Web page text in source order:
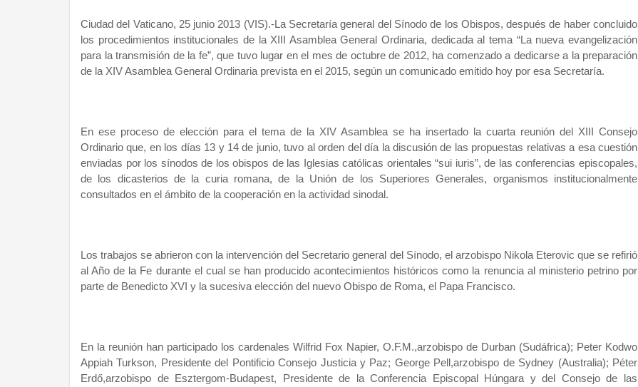
Ciudad del Vaticano, 25 junio 2013 (VIS).-La Secretaría general del Sínodo de los Obispos, después de haber concluido
los procedimientos institucionales de la XIII Asamblea General Ordinaria, dedicada al tema “La nueva evangelización
para la transmisión de la fe”, que tuvo lugar en el mes de octubre de 2012, ha comenzado a dedicarse a la preparación
de la XIV Asamblea General Ordinaria prevista en el 2015, según un comunicado emitido hoy por esa Secretaría.
En ese proceso de elección para el tema de la XIV Asamblea se ha insertado la cuarta reunión del XIII Consejo
Ordinario que, en los días 13 y 14 de junio, tuvo al orden del día la discusión de las propuestas relativas a esa cuestión
enviadas por los sínodos de los obispos de las Iglesias católicas orientales “sui iuris”, de las conferencias episcopales,
de los dicasterios de la curia romana, de la Unión de los Superiores Generales, organismos institucionalmente
consultados en el ámbito de la cooperación en la actividad sinodal.
Los trabajos se abrieron con la intervención del Secretario general del Sínodo, el arzobispo Nikola Eterovic que se refirió
al Año de la Fe durante el cual se han producido acontecimientos históricos como la renuncia al ministerio petrino por
parte de Benedicto XVI y la sucesiva elección del nuevo Obispo de Roma, el Papa Francisco.
En la reunión han participado los cardenales Wilfrid Fox Napier, O.F.M.,arzobispo de Durban (Sudáfrica); Peter Kodwo
Appiah Turkson, Presidente del Pontificio Consejo Justicia y Paz; George Pell,arzobispo de Sydney (Australia); Péter
Erdő,arzobispo de Esztergom-Budapest, Presidente de la Conferencia Episcopal Húngara y del Consejo de las